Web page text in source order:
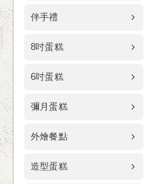
伴手禮
8吋蛋糕
6吋蛋糕
彌月蛋糕
外燴餐點
造型蛋糕